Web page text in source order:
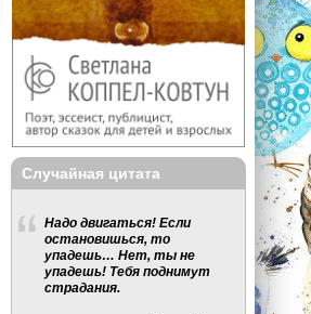
Случайная цитата
Надо двигаться! Если
остановишься, то
упадешь… Нет, ты не
упадешь! Тебя поднимут
страдания.